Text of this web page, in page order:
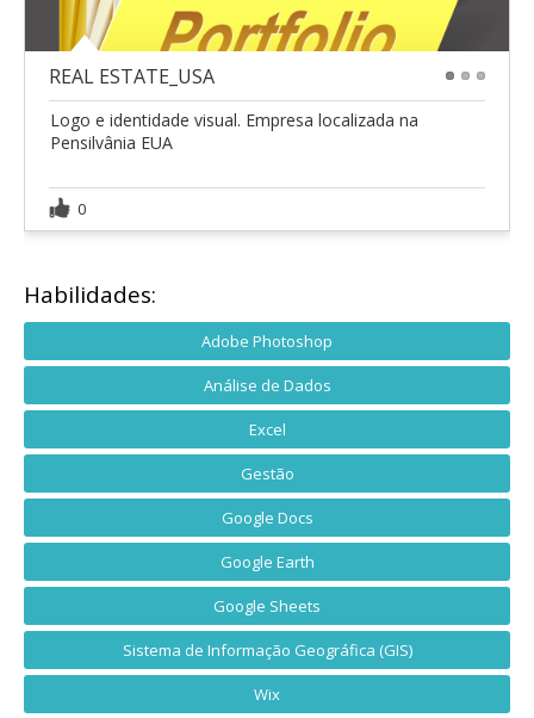
REAL ESTATE_USA
Logo e identidade visual. Empresa localizada na
Pensilvânia EUA
0
Habilidades:
Adobe Photoshop
Análise de Dados
Excel
Gestão
Google Docs
Google Earth
Google Sheets
Sistema de Informação Geográfica (GIS)
Wix